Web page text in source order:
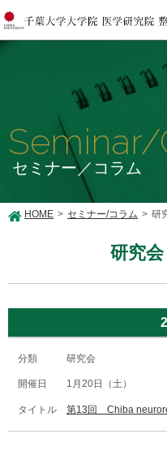
セミナー／コラム
HOME セミナー/コラム 研
研究
研究会
1月20日（土）
第13回 Chiba